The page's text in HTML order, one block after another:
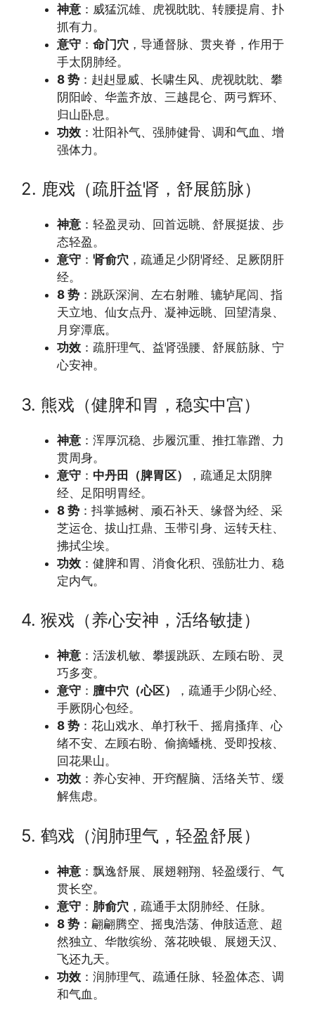
神意 ：威猛沉雄、虎视眈眈、转腰提肩、扑
抓有力。
意守 ： 命门穴 ，导通督脉、贯夹脊，作用于
手太阴肺经。
8 势 ：赳赳显威、长啸生风、虎视眈眈、攀
阴阳岭、华盖齐放、三越昆仑、两弓辉环、
归山卧息。
功效 ：壮阳补气、强肺健骨、调和气血、增
强体力。
2. 鹿戏（疏肝益肾，舒展筋脉）
神意 ：轻盈灵动、回首远眺、舒展挺拔、步
态轻盈。
意守 ： 肾俞穴 ，疏通足少阴肾经、足厥阴肝
经。
8 势 ：跳跃深涧、左右射雕、辘轳尾闾、指
天立地、仙女点丹、凝神远眺、回望清泉、
月穿潭底。
功效 ：疏肝理气、益肾强腰、舒展筋脉、宁
心安神。
3. 熊戏（健脾和胃，稳实中宫）
神意 ：浑厚沉稳、步履沉重、推扛靠蹭、力
贯周身。
意守 ： 中丹田（脾胃区）
，疏通足太阴脾
经、足阳明胃经。
8 势 ：抖掌撼树、顽石补天、缘督为经、采
芝运仓、拔山扛鼎、玉带引身、运转天柱、
拂拭尘埃。
功效 ：健脾和胃、消食化积、强筋壮力、稳
定内气。
4. 猴戏（养心安神，活络敏捷）
神意 ：活泼机敏、攀援跳跃、左顾右盼、灵
巧多变。
意守 ： 膻中穴（心区）
，疏通手少阴心经、
手厥阴心包经。
8 势 ：花山戏水、单打秋千、摇肩搔痒、心
绪不安、左顾右盼、偷摘蟠桃、受即投核、
回花果山。
功效 ：养心安神、开窍醒脑、活络关节、缓
解焦虑。
5. 鹤戏（润肺理气，轻盈舒展）
神意 ：飘逸舒展、展翅翱翔、轻盈缓行、气
贯长空。
意守 ： 肺俞穴 ，疏通手太阴肺经、任脉。
8 势 ：翩翩腾空、摇曳浩荡、伸肢适意、超
然独立、华散缤纷、落花映银、展翅天汉、
飞还九天。
功效 ：润肺理气、疏通任脉、轻盈体态、调
和气血。